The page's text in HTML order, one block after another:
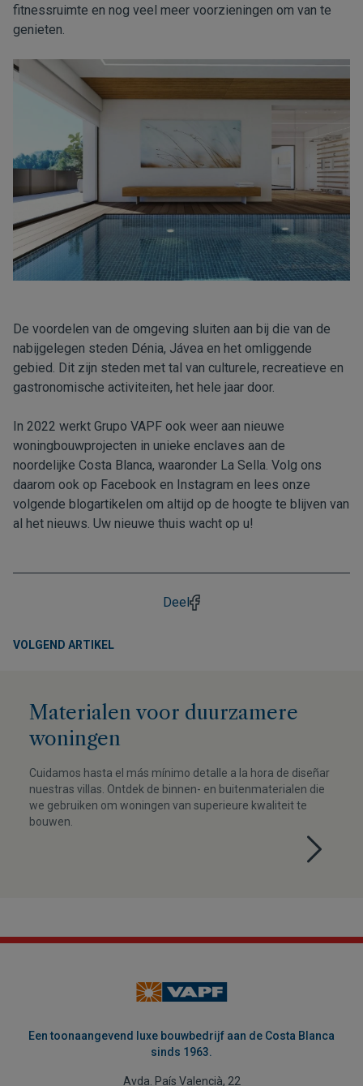
fitnessruimte en nog veel meer voorzieningen om van te
genieten.
De voordelen van de omgeving sluiten aan bij die van de
nabijgelegen steden Dénia, Jávea en het omliggende
gebied. Dit zijn steden met tal van culturele, recreatieve en
gastronomische activiteiten, het hele jaar door.
In 2022 werkt Grupo VAPF ook weer aan nieuwe
woningbouwprojecten in unieke enclaves aan de
noordelijke Costa Blanca, waaronder La Sella. Volg ons
daarom ook op Facebook en Instagram en lees onze
volgende blogartikelen om altijd op de hoogte te blijven van
al het nieuws. Uw nieuwe thuis wacht op u!
Deel
VOLGEND ARTIKEL
Materialen voor duurzamere
woningen
Cuidamos hasta el más mínimo detalle a la hora de diseñar
nuestras villas. Ontdek de binnen- en buitenmaterialen die
we gebruiken om woningen van superieure kwaliteit te
bouwen.
Een toonaangevend luxe bouwbedrijf aan de Costa Blanca
sinds 1963.
Avda. País Valencià, 22